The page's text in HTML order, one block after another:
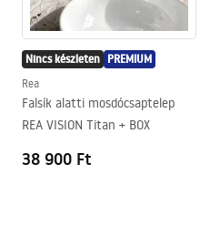
Nincs készleten PREMIUM
Rea
Falsík alatti mosdócsaptelep
REA VISION Titan + BOX
38 900 Ft